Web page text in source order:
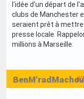
l'idée d'un départ de
clubs de Manchester
seraient prêt à mettre
presse locale.
millions à Marseille.
#3